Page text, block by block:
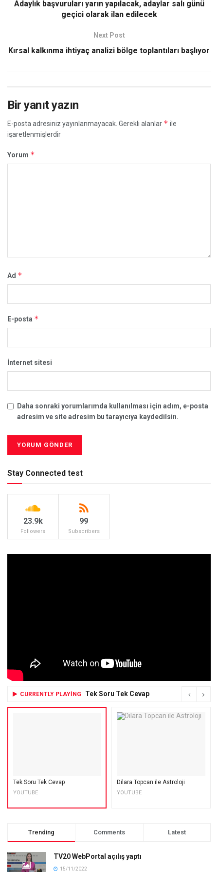
Adaylık başvuruları yarın yapılacak, adaylar salı günü
geçici olarak ilan edilecek
Next Post
Kırsal kalkınma ihtiyaç analizi bölge toplantıları başlıyor
Bir yanıt yazın
E-posta adresiniz yayınlanmayacak. Gerekli alanlar * ile
işaretlenmişlerdir
Yorum *
Ad *
E-posta *
İnternet sitesi
Daha sonraki yorumlarımda kullanılması için adım, e-posta
adresim ve site adresim bu tarayıcıya kaydedilsin.
Stay Connected test
23.9k
Followers
99
Subscribers
CURRENTLY PLAYING Tek Soru Tek Cevap
Tek Soru Tek Cevap
YOUTUBE
Dilara Topcan ile Astroloji
YOUTUBE
Trending Comments Latest
TV20 WebPortal açılış yaptı
15/11/2022